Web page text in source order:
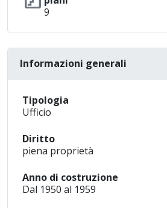
9
Informazioni generali
Tipologia
Ufficio
Diritto
piena proprietà
Anno di costruzione
Dal 1950 al 1959